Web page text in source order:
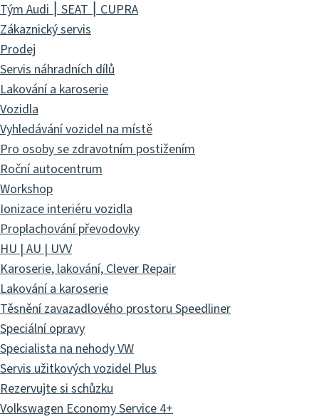
Tým Audi ⎮ SEAT ⎮ CUPRA
Zákaznický servis
Prodej
Servis náhradních dílů
Lakování a karoserie
Vozidla
Vyhledávání vozidel na místě
Pro osoby se zdravotním postižením
Roční autocentrum
Workshop
Ionizace interiéru vozidla
Proplachování převodovky
HU | AU | UVV
Karoserie, lakování, Clever Repair
Lakování a karoserie
Těsnění zavazadlového prostoru Speedliner
Speciální opravy
Specialista na nehody VW
Servis užitkových vozidel Plus
Rezervujte si schůzku
Volkswagen Economy Service 4+